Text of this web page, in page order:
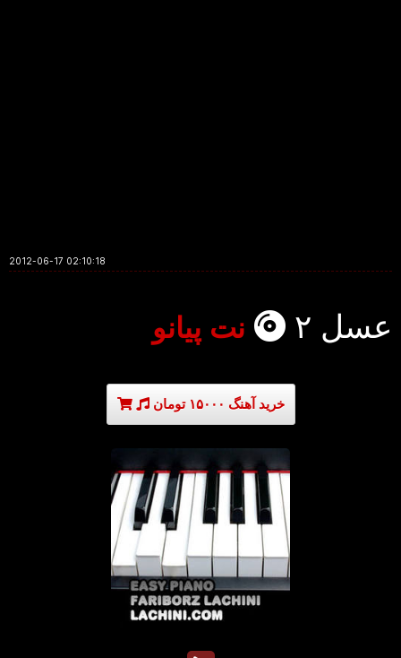
2012-06-17 02:10:18
عسل ۲ نت پیانو
خرید آهنگ ۱۵۰۰۰ تومان